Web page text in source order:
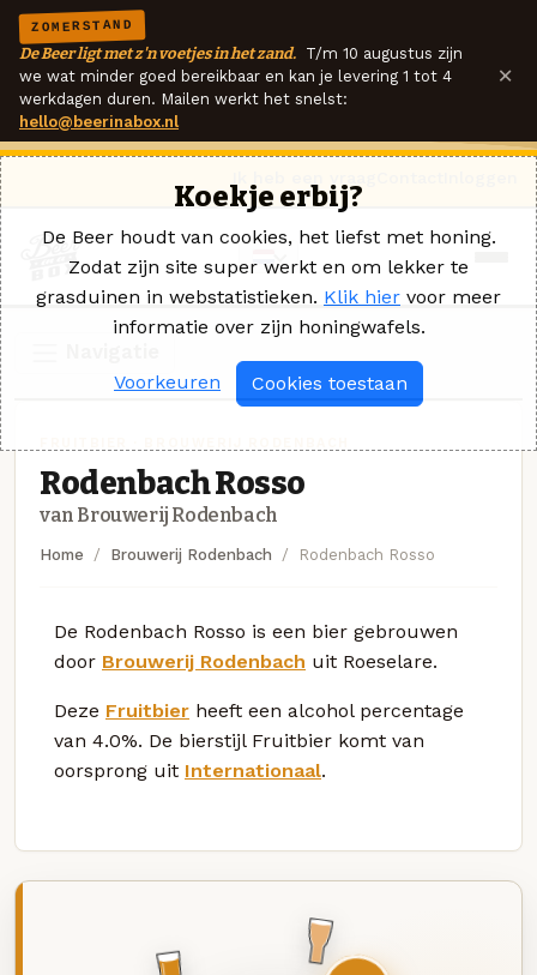
ZOMERSTAND
De Beer ligt met z'n voetjes in het zand. T/m 10 augustus zijn
we wat minder goed bereikbaar en kan je levering 1 tot 4
werkdagen duren. Mailen werkt het snelst:
hello@beerinabox.nl
×
Rodenbach Rosso
van Brouwerij Rodenbach
Home Brouwerij Rodenbach Rodenbach Rosso
De Rodenbach Rosso is een bier gebrouwen
door Brouwerij Rodenbach uit Roeselare.
Deze Fruitbier heeft een alcohol percentage
van 4.0%. De bierstijl Fruitbier komt van
oorsprong uit Internationaal.
Koekje erbij?
De Beer houdt van cookies, het liefst met honing.
Zodat zijn site super werkt en om lekker te
grasduinen in webstatistieken. Klik hier voor meer
informatie over zijn honingwafels.
Voorkeuren Cookies toestaan